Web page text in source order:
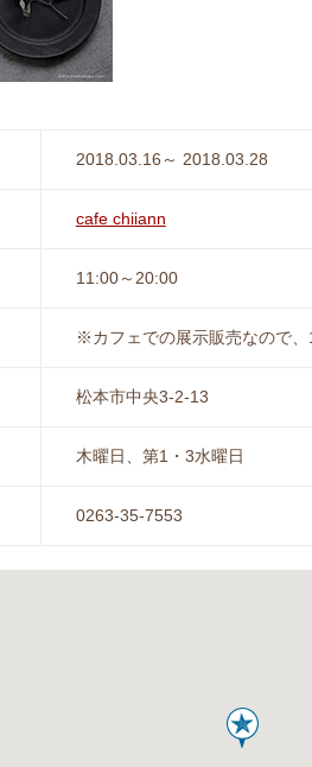
2018.03.16～ 2018.03.28
cafe chiiann
11:00～20:00
※カフェでの展示販売なので
松本市中央3-2-13
木曜日、第1・3水曜日
0263-35-7553